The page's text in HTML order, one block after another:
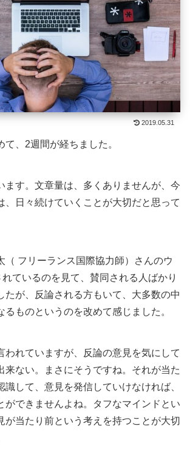
2019.05.31
て、2週間が経ちました。
ます。文章量は、多くありませんが、今
、日々続けていくことが大切だと思って
（ フリーランス国際協力師）さんのウ
れているのを見て、賛同される人ばかり
たが、反論される方もいて、大多数の中
るものというのを改めて感じました。
われていますが、反論の意見を気にして
来ない。まさにそうですね。それが当た
識して、意見を発信していけなければ、
ができませんよね。タフなマインドとい
が当たり前という考えを持つことが大切